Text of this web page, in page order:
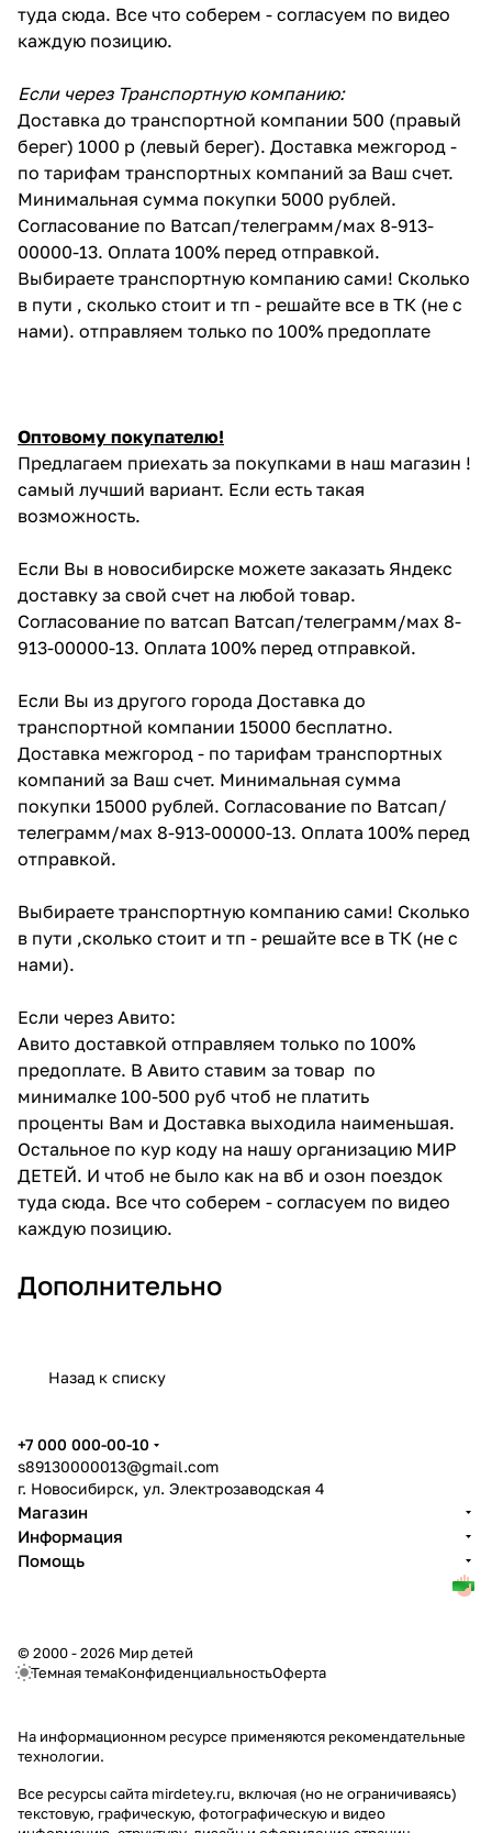
туда сюда. Все что соберем - согласуем по видео
каждую позицию.
Если через Транспортную компанию:
Доставка до транспортной компании 500 (правый
берег) 1000 р (левый берег). Доставка межгород -
по тарифам транспортных компаний за Ваш счет.
Минимальная сумма покупки 5000 рублей.
Согласование по Ватсап/телеграмм/мах 8-913-
00000-13. Оплата 100% перед отправкой.
Выбираете транспортную компанию сами! Сколько
в пути , сколько стоит и тп - решайте все в ТК (не с
нами). отправляем только по 100% предоплате
Оптовому покупателю!
Предлагаем приехать за покупками в наш магазин !
самый лучший вариант. Если есть такая
возможность.
Если Вы в новосибирске можете заказать Яндекс
доставку за свой счет на любой товар.
Согласование по ватсап Ватсап/телеграмм/мах 8-
913-00000-13. Оплата 100% перед отправкой.
Если Вы из другого города Доставка до
транспортной компании 15000 бесплатно.
Доставка межгород - по тарифам транспортных
компаний за Ваш счет. Минимальная сумма
покупки 15000 рублей. Согласование по Ватсап/
телеграмм/мах 8-913-00000-13. Оплата 100% перед
отправкой.
Выбираете транспортную компанию сами! Сколько
в пути ,сколько стоит и тп - решайте все в ТК (не с
нами).
Если через Авито:
Авито доставкой отправляем только по 100%
предоплате. В Авито ставим за товар по
минималке 100-500 руб чтоб не платить
проценты Вам и Доставка выходила наименьшая.
Остальное по кур коду на нашу организацию МИР
ДЕТЕЙ. И чтоб не было как на вб и озон поездок
туда сюда. Все что соберем - согласуем по видео
каждую позицию.
Дополнительно
Назад к списку
+7 000 000-00-10
s89130000013@gmail.com
г. Новосибирск, ул. Электрозаводская 4
Магазин
Информация
Помощь
© 2000 - 2026 Мир детей
Темная темаКонфиденциальностьОферта
На информационном ресурсе применяются рекомендательные
технологии.
Все ресурсы сайта mirdetey.ru, включая (но не ограничиваясь)
текстовую, графическую, фотографическую и видео